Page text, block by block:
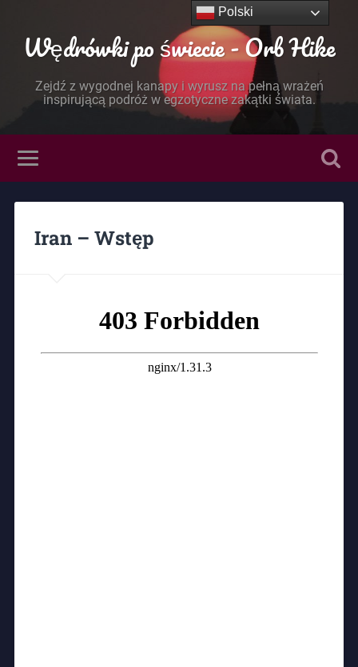
Wędrówki po świecie - Orb Hike
Zejdź z wygodnej kanapy i wyrusz na pełną wrażeń
inspirującą podróż w egzotyczne zakątki świata.
Iran – Wstęp
Polski